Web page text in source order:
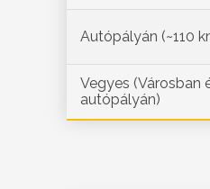
Autópályán (~110
Vegyes (Városban
autópályán)